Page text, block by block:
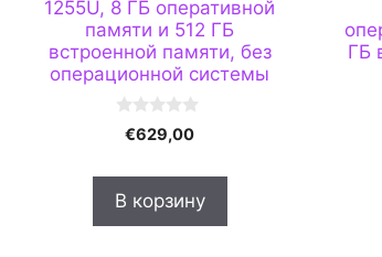
1255U, 8 ГБ оперативной
памяти и 512 ГБ
встроенной памяти, без
операционной системы
5
€629,00
В корзину
ГБ